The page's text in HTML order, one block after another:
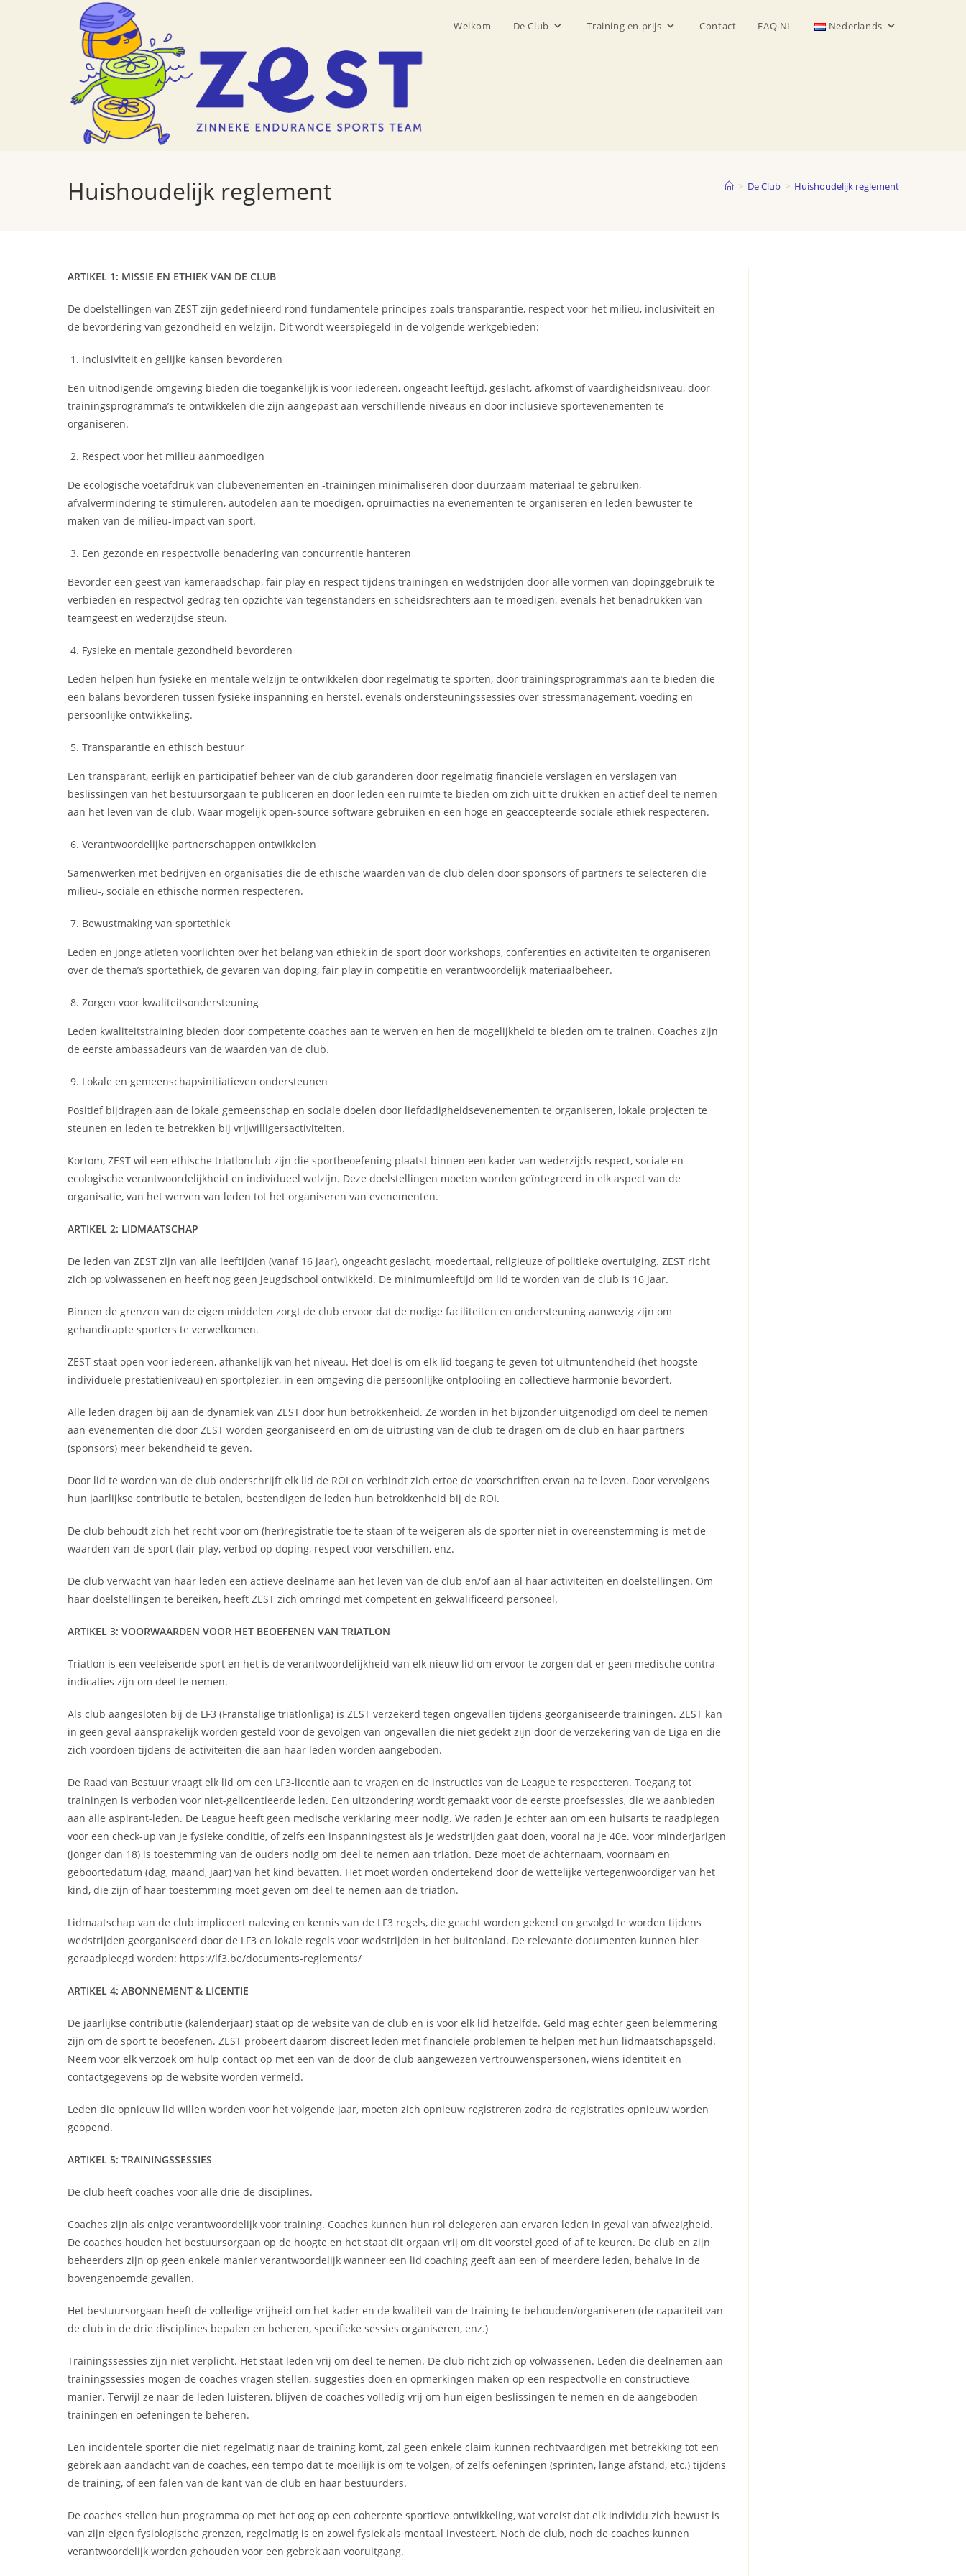
Welkom De Club Training en prijs Contact FAQ NL Nederlands
Huishoudelijk reglement > De Club > Huishoudelijk reglement
ARTIKEL 1: MISSIE EN ETHIEK VAN DE CLUB
De doelstellingen van ZEST zijn gedefinieerd rond fundamentele principes zoals transparantie, respect voor het milieu, inclusiviteit en
de bevordering van gezondheid en welzijn. Dit wordt weerspiegeld in de volgende werkgebieden:
Inclusiviteit en gelijke kansen bevorderen
Een uitnodigende omgeving bieden die toegankelijk is voor iedereen, ongeacht leeftijd, geslacht, afkomst of vaardigheidsniveau, door
trainingsprogramma’s te ontwikkelen die zijn aangepast aan verschillende niveaus en door inclusieve sportevenementen te
organiseren.
Respect voor het milieu aanmoedigen
De ecologische voetafdruk van clubevenementen en -trainingen minimaliseren door duurzaam materiaal te gebruiken,
afvalvermindering te stimuleren, autodelen aan te moedigen, opruimacties na evenementen te organiseren en leden bewuster te
maken van de milieu-impact van sport.
Een gezonde en respectvolle benadering van concurrentie hanteren
Bevorder een geest van kameraadschap, fair play en respect tijdens trainingen en wedstrijden door alle vormen van dopinggebruik te
verbieden en respectvol gedrag ten opzichte van tegenstanders en scheidsrechters aan te moedigen, evenals het benadrukken van
teamgeest en wederzijdse steun.
Fysieke en mentale gezondheid bevorderen
Leden helpen hun fysieke en mentale welzijn te ontwikkelen door regelmatig te sporten, door trainingsprogramma’s aan te bieden die
een balans bevorderen tussen fysieke inspanning en herstel, evenals ondersteuningssessies over stressmanagement, voeding en
persoonlijke ontwikkeling.
Transparantie en ethisch bestuur
Een transparant, eerlijk en participatief beheer van de club garanderen door regelmatig financiële verslagen en verslagen van
beslissingen van het bestuursorgaan te publiceren en door leden een ruimte te bieden om zich uit te drukken en actief deel te nemen
aan het leven van de club. Waar mogelijk open-source software gebruiken en een hoge en geaccepteerde sociale ethiek respecteren.
Verantwoordelijke partnerschappen ontwikkelen
Samenwerken met bedrijven en organisaties die de ethische waarden van de club delen door sponsors of partners te selecteren die
milieu-, sociale en ethische normen respecteren.
Bewustmaking van sportethiek
Leden en jonge atleten voorlichten over het belang van ethiek in de sport door workshops, conferenties en activiteiten te organiseren
over de thema’s sportethiek, de gevaren van doping, fair play in competitie en verantwoordelijk materiaalbeheer.
Zorgen voor kwaliteitsondersteuning
Leden kwaliteitstraining bieden door competente coaches aan te werven en hen de mogelijkheid te bieden om te trainen. Coaches zijn
de eerste ambassadeurs van de waarden van de club.
Lokale en gemeenschapsinitiatieven ondersteunen
Positief bijdragen aan de lokale gemeenschap en sociale doelen door liefdadigheidsevenementen te organiseren, lokale projecten te
steunen en leden te betrekken bij vrijwilligersactiviteiten.
Kortom, ZEST wil een ethische triatlonclub zijn die sportbeoefening plaatst binnen een kader van wederzijds respect, sociale en
ecologische verantwoordelijkheid en individueel welzijn. Deze doelstellingen moeten worden geïntegreerd in elk aspect van de
organisatie, van het werven van leden tot het organiseren van evenementen.
ARTIKEL 2: LIDMAATSCHAP
De leden van ZEST zijn van alle leeftijden (vanaf 16 jaar), ongeacht geslacht, moedertaal, religieuze of politieke overtuiging. ZEST richt
zich op volwassenen en heeft nog geen jeugdschool ontwikkeld. De minimumleeftijd om lid te worden van de club is 16 jaar.
Binnen de grenzen van de eigen middelen zorgt de club ervoor dat de nodige faciliteiten en ondersteuning aanwezig zijn om
gehandicapte sporters te verwelkomen.
ZEST staat open voor iedereen, afhankelijk van het niveau. Het doel is om elk lid toegang te geven tot uitmuntendheid (het hoogste
individuele prestatieniveau) en sportplezier, in een omgeving die persoonlijke ontplooiing en collectieve harmonie bevordert.
Alle leden dragen bij aan de dynamiek van ZEST door hun betrokkenheid. Ze worden in het bijzonder uitgenodigd om deel te nemen
aan evenementen die door ZEST worden georganiseerd en om de uitrusting van de club te dragen om de club en haar partners
(sponsors) meer bekendheid te geven.
Door lid te worden van de club onderschrijft elk lid de ROI en verbindt zich ertoe de voorschriften ervan na te leven. Door vervolgens
hun jaarlijkse contributie te betalen, bestendigen de leden hun betrokkenheid bij de ROI.
De club behoudt zich het recht voor om (her)registratie toe te staan of te weigeren als de sporter niet in overeenstemming is met de
waarden van de sport (fair play, verbod op doping, respect voor verschillen, enz.
De club verwacht van haar leden een actieve deelname aan het leven van de club en/of aan al haar activiteiten en doelstellingen. Om
haar doelstellingen te bereiken, heeft ZEST zich omringd met competent en gekwalificeerd personeel.
ARTIKEL 3: VOORWAARDEN VOOR HET BEOEFENEN VAN TRIATLON
Triatlon is een veeleisende sport en het is de verantwoordelijkheid van elk nieuw lid om ervoor te zorgen dat er geen medische contra-
indicaties zijn om deel te nemen.
Als club aangesloten bij de LF3 (Franstalige triatlonliga) is ZEST verzekerd tegen ongevallen tijdens georganiseerde trainingen. ZEST kan
in geen geval aansprakelijk worden gesteld voor de gevolgen van ongevallen die niet gedekt zijn door de verzekering van de Liga en die
zich voordoen tijdens de activiteiten die aan haar leden worden aangeboden.
De Raad van Bestuur vraagt elk lid om een LF3-licentie aan te vragen en de instructies van de League te respecteren. Toegang tot
trainingen is verboden voor niet-gelicentieerde leden. Een uitzondering wordt gemaakt voor de eerste proefsessies, die we aanbieden
aan alle aspirant-leden. De League heeft geen medische verklaring meer nodig. We raden je echter aan om een huisarts te raadplegen
voor een check-up van je fysieke conditie, of zelfs een inspanningstest als je wedstrijden gaat doen, vooral na je 40e. Voor minderjarigen
(jonger dan 18) is toestemming van de ouders nodig om deel te nemen aan triatlon. Deze moet de achternaam, voornaam en
geboortedatum (dag, maand, jaar) van het kind bevatten. Het moet worden ondertekend door de wettelijke vertegenwoordiger van het
kind, die zijn of haar toestemming moet geven om deel te nemen aan de triatlon.
Lidmaatschap van de club impliceert naleving en kennis van de LF3 regels, die geacht worden gekend en gevolgd te worden tijdens
wedstrijden georganiseerd door de LF3 en lokale regels voor wedstrijden in het buitenland. De relevante documenten kunnen hier
geraadpleegd worden: https://lf3.be/documents-reglements/
ARTIKEL 4: ABONNEMENT & LICENTIE
De jaarlijkse contributie (kalenderjaar) staat op de website van de club en is voor elk lid hetzelfde. Geld mag echter geen belemmering
zijn om de sport te beoefenen. ZEST probeert daarom discreet leden met financiële problemen te helpen met hun lidmaatschapsgeld.
Neem voor elk verzoek om hulp contact op met een van de door de club aangewezen vertrouwenspersonen, wiens identiteit en
contactgegevens op de website worden vermeld.
Leden die opnieuw lid willen worden voor het volgende jaar, moeten zich opnieuw registreren zodra de registraties opnieuw worden
geopend.
ARTIKEL 5: TRAININGSSESSIES
De club heeft coaches voor alle drie de disciplines.
Coaches zijn als enige verantwoordelijk voor training. Coaches kunnen hun rol delegeren aan ervaren leden in geval van afwezigheid.
De coaches houden het bestuursorgaan op de hoogte en het staat dit orgaan vrij om dit voorstel goed of af te keuren. De club en zijn
beheerders zijn op geen enkele manier verantwoordelijk wanneer een lid coaching geeft aan een of meerdere leden, behalve in de
bovengenoemde gevallen.
Het bestuursorgaan heeft de volledige vrijheid om het kader en de kwaliteit van de training te behouden/organiseren (de capaciteit van
de club in de drie disciplines bepalen en beheren, specifieke sessies organiseren, enz.)
Trainingssessies zijn niet verplicht. Het staat leden vrij om deel te nemen. De club richt zich op volwassenen. Leden die deelnemen aan
trainingssessies mogen de coaches vragen stellen, suggesties doen en opmerkingen maken op een respectvolle en constructieve
manier. Terwijl ze naar de leden luisteren, blijven de coaches volledig vrij om hun eigen beslissingen te nemen en de aangeboden
trainingen en oefeningen te beheren.
Een incidentele sporter die niet regelmatig naar de training komt, zal geen enkele claim kunnen rechtvaardigen met betrekking tot een
gebrek aan aandacht van de coaches, een tempo dat te moeilijk is om te volgen, of zelfs oefeningen (sprinten, lange afstand, etc.) tijdens
de training, of een falen van de kant van de club en haar bestuurders.
De coaches stellen hun programma op met het oog op een coherente sportieve ontwikkeling, wat vereist dat elk individu zich bewust is
van zijn eigen fysiologische grenzen, regelmatig is en zowel fysiek als mentaal investeert. Noch de club, noch de coaches kunnen
verantwoordelijk worden gehouden voor een gebrek aan vooruitgang.